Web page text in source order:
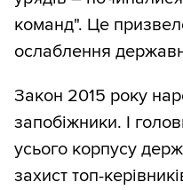
команд". Це
ослаблення
Закон 2015 року
запобіжники. І
усього корпусу
захист топ-